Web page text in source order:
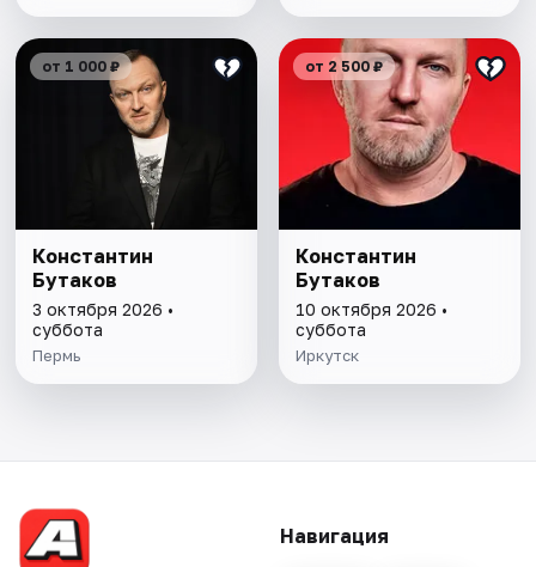
от 1 000 ₽
Константин
Бутаков
3 октября 2026 •
суббота
Пермь
от 2 500 ₽
Константин
Бутаков
10 октября 2026 •
суббота
Иркутск
Навигация